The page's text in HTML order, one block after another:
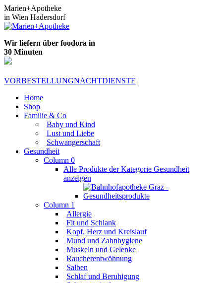
Zum
Inhalt
springen
Marien+Apotheke
in Wien Hadersdorf
Wir liefern über foodora in
30 Minuten
VORBESTELLUNGNACHTDIENSTE
Home
Shop
Familie & Co
Baby und Kind
Lust und Liebe
Schwangerschaft
Gesundheit
Column 0
Alle Produkte der Kategorie Gesundheit
anzeigen
Column 1
Allergie
Fit und Schlank
Kopf, Herz und Kreislauf
Mund und Zahnhygiene
Muskeln und Gelenke
Raucherentwöhnung
Salben
Schlaf und Beruhigung